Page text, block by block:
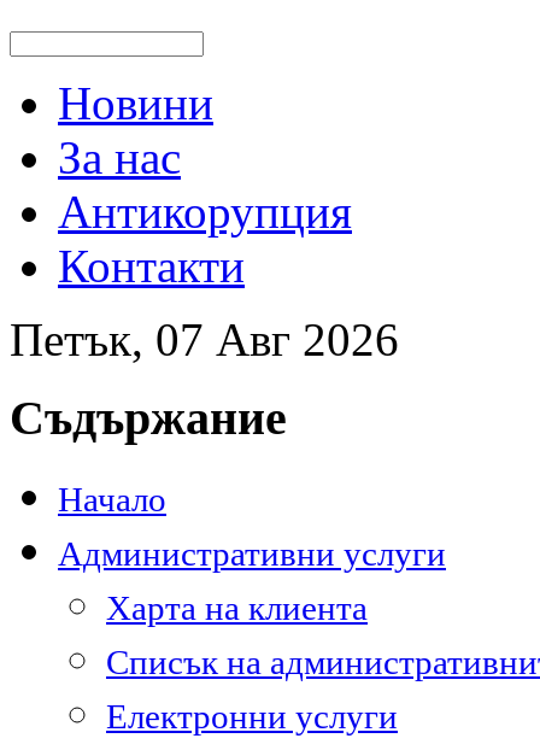
Новини
За нас
Антикорупция
Контакти
Петък, 07 Авг 2026
Съдържание
Начало
Административни услуги
Харта на клиента
Списък на
Електронни услуги